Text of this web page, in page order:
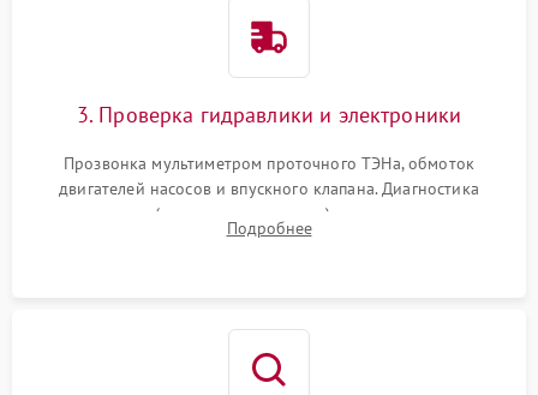
3. Проверка гидравлики и электроники
Прозвонка мультиметром проточного ТЭНа, обмоток
двигателей насосов и впускного клапана. Диагностика
прессостата (датчика уровня воды), датчика мутности,
концевика дверцы и электронного модуля управления.
Подробнее